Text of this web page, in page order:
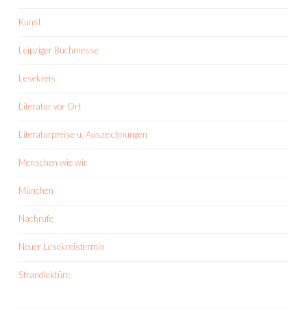
Kunst
Leipziger Buchmesse
Lesekreis
Literatur vor Ort
Literaturpreise u. Auszeichnungen
Menschen wie wir
München
Nachrufe
Neuer Lesekreistermin
Strandlektüre